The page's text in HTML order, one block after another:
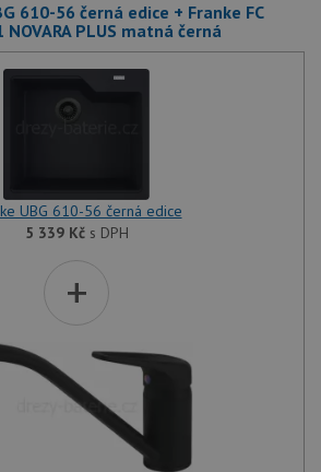
610-56 černá edice + Franke FC
NOVARA PLUS matná černá
UBG 610-56 černá edice
5 339 Kčs DPH
+